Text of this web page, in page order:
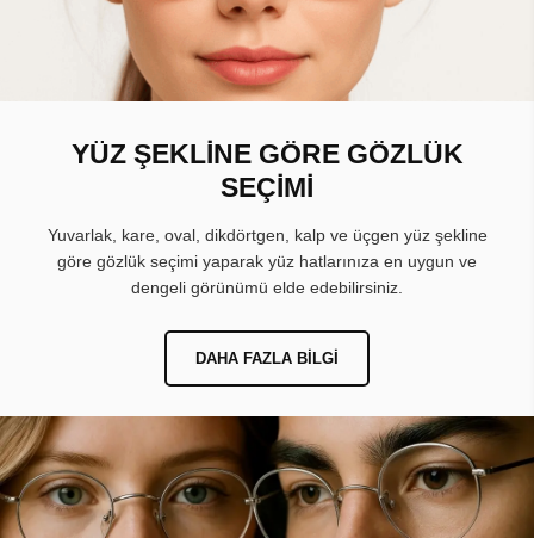
YÜZ ŞEKLİNE GÖRE GÖZLÜK
SEÇİMİ
Yuvarlak, kare, oval, dikdörtgen, kalp ve üçgen yüz şekline
göre gözlük seçimi yaparak yüz hatlarınıza en uygun ve
dengeli görünümü elde edebilirsiniz.
DAHA FAZLA BILGI